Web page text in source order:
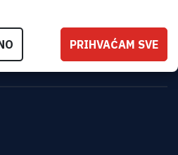
PRIHVAĆAM SVE